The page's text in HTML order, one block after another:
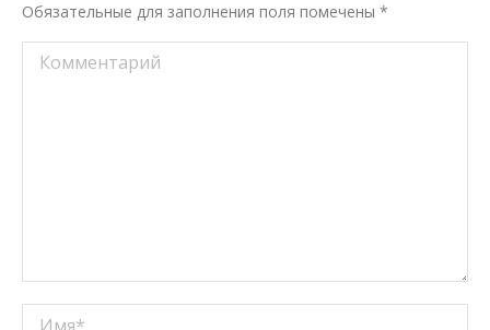
Обязательные для заполнения поля помечены *
Комментарий
Имя *